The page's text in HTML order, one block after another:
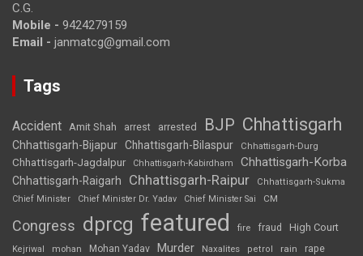
C.G.
Mobile - 9424279159
Email - janmatcg@gmail.com
Tags
Accident Amit Shah arrest arrested BJP Chhattisgarh
Chhattisgarh-Bijapur Chhattisgarh-Bilaspur Chhattisgarh-Durg
Chhattisgarh-Jagdalpur Chhattisgarh-Kabirdham Chhattisgarh-Korba
Chhattisgarh-Raigarh Chhattisgarh-Raipur
Chhattisgarh-Sukma
Chief Minister
Chief Minister Dr. Yadav Chief Minister Sai CM
Congress dprcg featured fire fraud High Court
Kejriwal mohan Mohan Yadav Murder Naxalites petrol rain rape